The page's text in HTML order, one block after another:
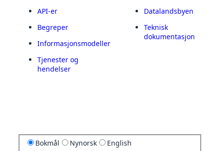
API-er
Begreper
Informasjonsmodeller
Tjenester og
hendelser
Datalandsbyen
Teknisk
dokumentasjon
Bokmål Nynorsk English